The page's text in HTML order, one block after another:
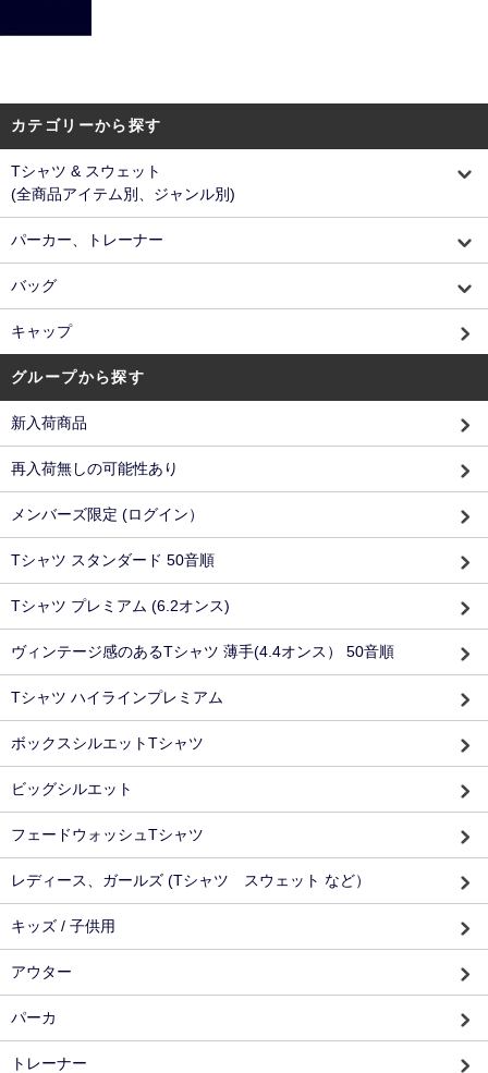
カテゴリーから探す
Tシャツ & スウェット
(全商品アイテム別、ジャンル別)
パーカー、トレーナー
バッグ
キャップ
グループから探す
新入荷商品
再入荷無しの可能性あり
メンバーズ限定 (ログイン）
Tシャツ スタンダード 50音順
Tシャツ プレミアム (6.2オンス)
ヴィンテージ感のあるTシャツ 薄手(4.4オンス） 50音順
Tシャツ ハイラインプレミアム
ボックスシルエットTシャツ
ビッグシルエット
フェードウォッシュTシャツ
レディース、ガールズ (Tシャツ スウェット など）
キッズ / 子供用
アウター
パーカ
トレーナー